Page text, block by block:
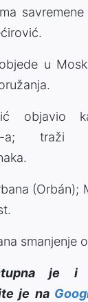
u
objavio
a; traži
(Orbán);
smanjenje
je i
je na